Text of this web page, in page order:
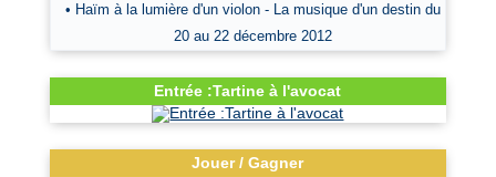
• Haïm à la lumière d'un violon - La musique d'un destin du
20 au 22 décembre 2012
Entrée :Tartine à l'avocat
Jouer / Gagner